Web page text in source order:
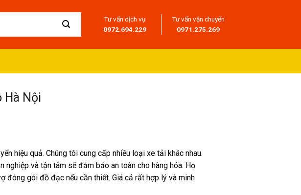
Tư vấn dịch vụ
0972.694.229
Tư vấn vận chuyển
0971.275.269
Hà Nội
hiệu quả. Chúng tôi cung cấp nhiều loại xe tải khác nhau.
nghiệp và tận tâm sẽ đảm bảo an toàn cho hàng hóa. Họ
đóng gói đồ đạc nếu cần thiết. Giá cả rất hợp lý và minh